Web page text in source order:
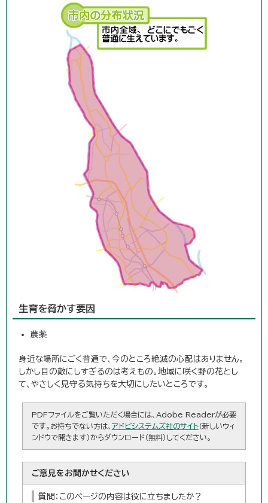
生育を脅かす要因
農薬
身近な場所にごく普通で、今のところ絶滅の心配はありません。
しかし目の敵にしすぎるのは考えもの。地域に咲く野の花とし
て、やさしく見守る気持ちを大切にしたいところです。
PDFファイルをご覧いただく場合には、Adobe Readerが必要
です。お持ちでない方は、 アドビシステムズ社のサイト（新しいウィ
ンドウで開きます）からダウンロード（無料）してください。
ご意見をお聞かせください
質問：このページの内容は役に立ちましたか？